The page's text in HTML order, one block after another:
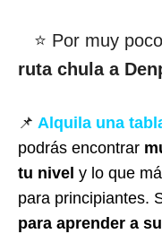
⭐ Por muy
ruta chula a
📌 Alquila una
podrás encontrar
tu nivel y lo que
para principiantes.
para aprender a